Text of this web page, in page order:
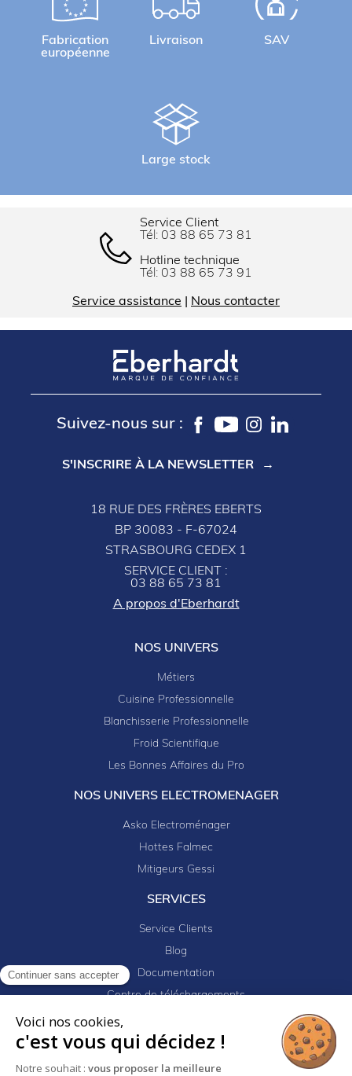
Continuer sans accepter
Voici nos cookies,
c'est vous qui décidez !
Notre souhait : vous proposer la meilleure
Fabrication
européenne
Livraison SAV
Large stock
Service Client
Tél: 03 88 65 73 81
Hotline technique
Tél: 03 88 65 73 91
Service assistance Nous contacter
Suivez-nous sur :
S'INSCRIRE À LA NEWSLETTER
18 RUE DES FRÈRES EBERTS
BP 30083 - F-67024
STRASBOURG CEDEX 1
SERVICE CLIENT :
03 88 65 73 81
A propos d'Eberhardt
NOS UNIVERS
Métiers
Cuisine Professionnelle
Blanchisserie Professionnelle
Froid Scientifique
Les Bonnes Affaires du Pro
NOS UNIVERS ELECTROMENAGER
Asko Electroménager
Hottes Falmec
Mitigeurs Gessi
SERVICES
Service Clients
Blog
Documentation
Centre de téléchargements
Newsletter